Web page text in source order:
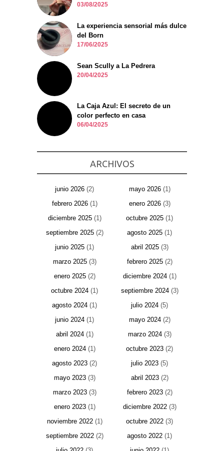
03/08/2025
La experiencia sensorial más dulce
del Born
17/06/2025
Sean Scully a La Pedrera
20/04/2025
La Caja Azul: El secreto de un
color perfecto en casa
06/04/2025
ARCHIVOS
junio 2026 (2) mayo 2026(1)
febrero 2026(1) enero 2026(3)
diciembre 2025(1) octubre 2025 (1)
septiembre 2025(2) agosto 2025 (1)
junio 2025 (1) abril 2025(3)
marzo 2025(3) febrero 2025(2)
enero 2025(2) diciembre 2024(1)
octubre 2024 (1) septiembre 2024(3)
agosto 2024 (1) julio 2024 (5)
junio 2024 (1) mayo 2024(2)
abril 2024(1) marzo 2024(3)
enero 2024(1) octubre 2023 (2)
agosto 2023 (2) julio 2023 (5)
mayo 2023(3) abril 2023(2)
marzo 2023(3) febrero 2023(2)
enero 2023(1) diciembre 2022(3)
noviembre 2022(1) octubre 2022 (3)
septiembre 2022(2) agosto 2022 (1)